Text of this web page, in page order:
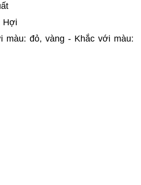
Hợi
màu: đỏ, vàng - Khắc với màu: